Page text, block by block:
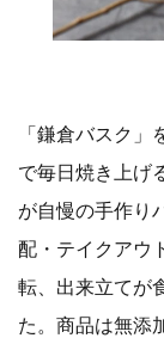
「鎌倉バスク
で毎日焼き上げ
が自慢の手作り
配・テイクアウ
転、出来立てが
た。商品は無添